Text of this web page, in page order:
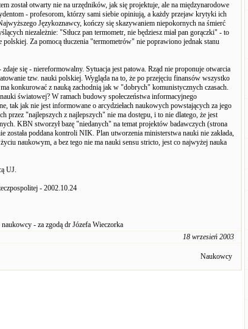
został otwarty nie na urzędników, jak się projektuje, ale na międzynarodowe
- profesorom, którzy sami siebie opiniują, a każdy przejaw krytyki ich
Językoznawcy, kończy się skazywaniem niepokornych na śmierć
niezależnie: "Stłucz pan termometr, nie będziesz miał pan gorączki" - to
Za pomocą tłuczenia "termometrów" nie poprawiono jednak stanu
się - niereformowalny. Sytuacja jest patowa. Rząd nie proponuje otwarcia
tzw. nauki polskiej. Wygląda na to, że po przejęciu finansów wszystko
konkurować z nauką zachodnią jak w "dobrych" komunistycznych czasach.
światowej? W ramach budowy społeczeństwa informacyjnego
tak jak nie jest informowane o arcydziełach naukowych powstających za jego
przez "najlepszych z najlepszych" nie ma dostępu, i to nie dlatego, że jest
KBN stworzył bazę "niedanych" na temat projektów badawczych (strona
została poddana kontroli NIK. Plan utworzenia ministerstwa nauki nie zakłada,
naukowym, a bez tego nie ma nauki sensu stricto, jest co najwyżej nauka
UJ.
- 2002.10.24
- za zgodą dr Józefa Wieczorka
18 wrzesień 2003
Naukowcy